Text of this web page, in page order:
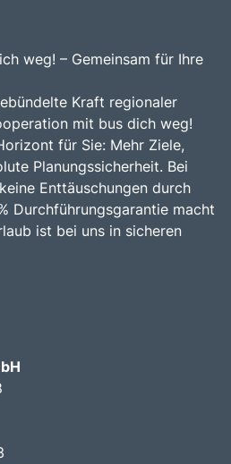
weg! – Gemeinsam für Ihre
Kraft regionaler
mit bus dich weg!
für Sie: Mehr Ziele,
Planungssicherheit. Bei
Enttäuschungen durch
Durchführungsgarantie macht
ist bei uns in sicheren